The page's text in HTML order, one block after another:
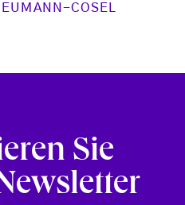
COSEL
Sie